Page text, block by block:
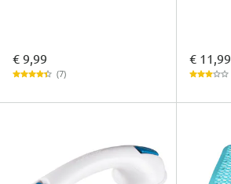
€ 9,99
(7)
€ 11,99